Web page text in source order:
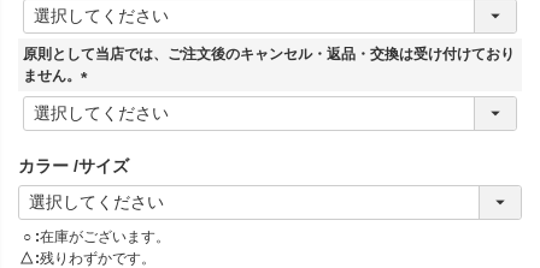
(
須
原則として当店では、ご注文後のキャンセル・返品・交換は受け付けており
ません。
(
必
)
カラー サイズ
○ 在庫がございます。
△ 残りわずかです。